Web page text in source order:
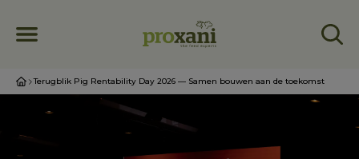
Terugblik Pig Rentability Day 2026 — Samen bouwen aan de toekomst